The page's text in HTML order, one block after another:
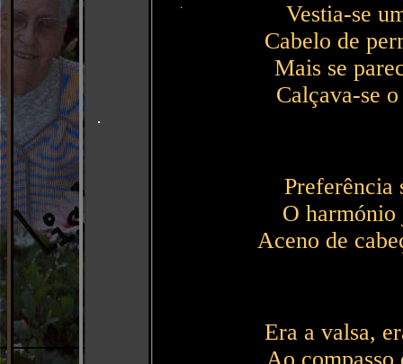
Vestia-se
Cabelo de
Mais se
Calçava-se
Preferência
O harmónio
Aceno de
Era a valsa,